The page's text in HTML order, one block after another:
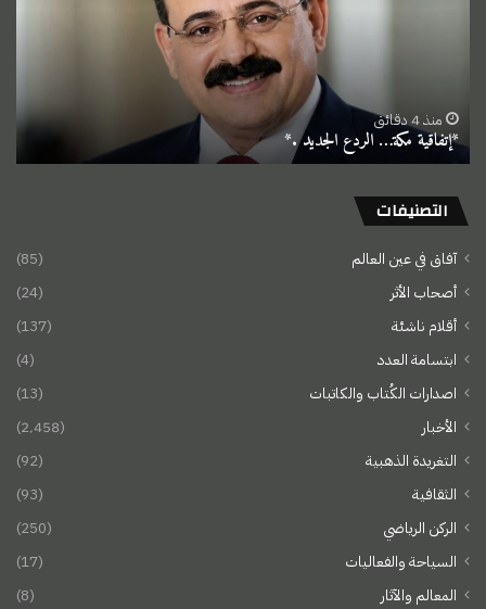
منذ 4 دقائق
*إتفاقية مكة… الردع الجديد .*
التصنيفات
آفاق في عين العالم
(85)
أصحاب الأثر
(24)
أقلام ناشئة
(137)
ابتسامة العدد
(4)
اصدارات الكُتاب والكاتبات
(13)
الأخبار
(2٬458)
التغريدة الذهبية
(92)
الثقافية
(93)
الركن الرياضي
(250)
السياحة والفعاليات
(17)
المعالم والآثار
(8)